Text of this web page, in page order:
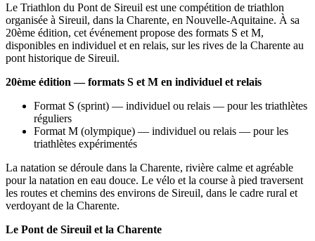
Le Triathlon du Pont de Sireuil est une compétition de triathlon
organisée à Sireuil, dans la Charente, en Nouvelle-Aquitaine. À sa
20ème édition, cet événement propose des formats S et M,
disponibles en individuel et en relais, sur les rives de la Charente au
pont historique de Sireuil.
20ème édition — formats S et M en individuel et relais
Format S (sprint) — individuel ou relais — pour les triathlètes
réguliers
Format M (olympique) — individuel ou relais — pour les
triathlètes expérimentés
La natation se déroule dans la Charente, rivière calme et agréable
pour la natation en eau douce. Le vélo et la course à pied traversent
les routes et chemins des environs de Sireuil, dans le cadre rural et
verdoyant de la Charente.
Le Pont de Sireuil et la Charente